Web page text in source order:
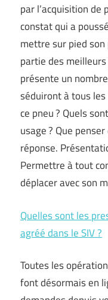
par l’acquisition de
constat qui a
mettre sur pied
partie des
présente un
séduiront à tous les
ce pneu ? Quels
usage ? Que
réponse.
Permettre à tout
déplacer avec son
Quelles sont les
agréé dans le SIV ?
Toutes les
font désormais en